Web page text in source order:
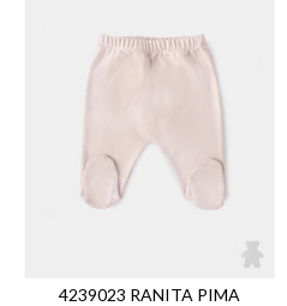
4239023 RANITA PIMA